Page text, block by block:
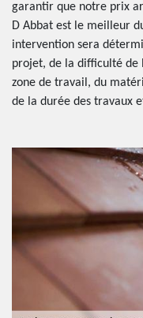
garantir que notre prix
D Abbat est le meilleur
intervention sera
projet, de la difficulté de
zone de travail, du
de la durée des travaux